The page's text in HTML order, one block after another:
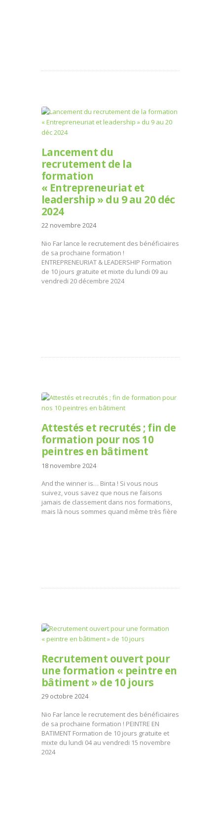
Lancement du
recrutement de la
formation
« Entrepreneuriat et
leadership » du 9 au 20 déc
2024
22 novembre 2024
Nio Far lance le recrutement des bénéficiaires
de sa prochaine formation !
ENTREPRENEURIAT & LEADERSHIP Formation
de 10 jours gratuite et mixte du lundi 09 au
vendredi 20 décembre 2024
Attestés et recrutés ; fin de
formation pour nos 10
peintres en bâtiment
18 novembre 2024
And the winner is… Binta ! Si vous nous
suivez, vous savez que nous ne faisons
jamais de classement dans nos formations,
mais là nous sommes quand même très fière
Recrutement ouvert pour
une formation « peintre en
bâtiment » de 10 jours
29 octobre 2024
Nio Far lance le recrutement des bénéficiaires
de sa prochaine formation ! PEINTRE EN
BATIMENT Formation de 10 jours gratuite et
mixte du lundi 04 au vendredi 15 novembre
2024